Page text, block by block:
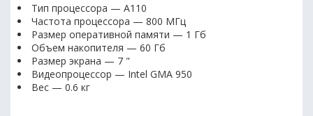
Тип процессора — A110
Частота процессора — 800 МГц
Размер оперативной памяти — 1 Гб
Объем накопителя — 60 Гб
Размер экрана — 7 "
Видеопроцессор — Intel GMA 950
Вес — 0.6 кг